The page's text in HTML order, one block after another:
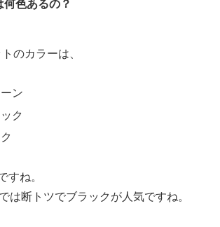
何色あるの？
のカラーは、
ン
ク
すね。
は断トツでブラックが人気ですね。